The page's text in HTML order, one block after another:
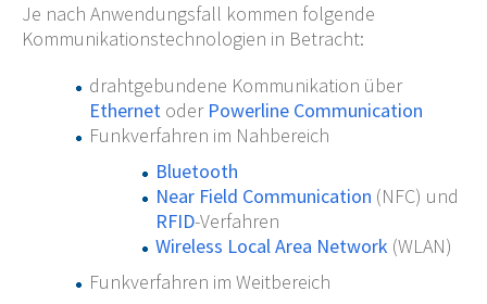
Je nach Anwendungsfall kommen folgende
Kommunikationstechnologien in Betracht:
drahtgebundene Kommunikation über
Ethernetoder Powerline Communication
Funkverfahren im Nahbereich
Bluetooth
Near Field Communication (NFC) und
RFID-Verfahren
Wireless Local Area Network (WLAN)
Funkverfahren im Weitbereich